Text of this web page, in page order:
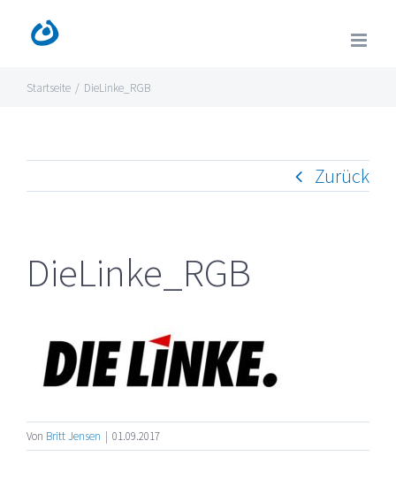
Inhalt
springen
Startseite / DieLinke_RGB
Zurück
DieLinke_RGB
Von Britt Jensen | 01.09.2017